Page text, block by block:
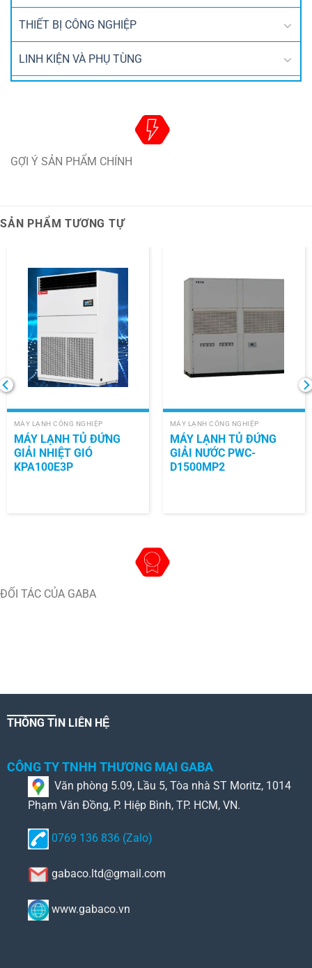
THIẾT BỊ CÔNG NGHIỆP
LINH KIỆN VÀ PHỤ TÙNG
GỢI Ý SẢN PHẨM CHÍNH
SẢN PHẨM TƯƠNG TỰ
MÁY LẠNH CÔNG NGHIỆP
MÁY LẠNH TỦ ĐỨNG
GIẢI NHIỆT GIÓ
KPA100E3P
MÁY LẠNH CÔNG NGHIỆP
MÁY LẠNH TỦ ĐỨNG
GIẢI NƯỚC PWC-
D1500MP2
ĐỐI TÁC CỦA GABA
THÔNG TIN LIÊN HỆ
CÔNG TY TNHH THƯƠNG MẠI GABA
Văn phòng 5.09, Lầu 5, Tòa nhà ST Moritz, 1014
Phạm Văn Đồng, P. Hiệp Bình, TP. HCM, VN.
0769 136 836 (Zalo)
gabaco.ltd@gmail.com
www.gabaco.vn